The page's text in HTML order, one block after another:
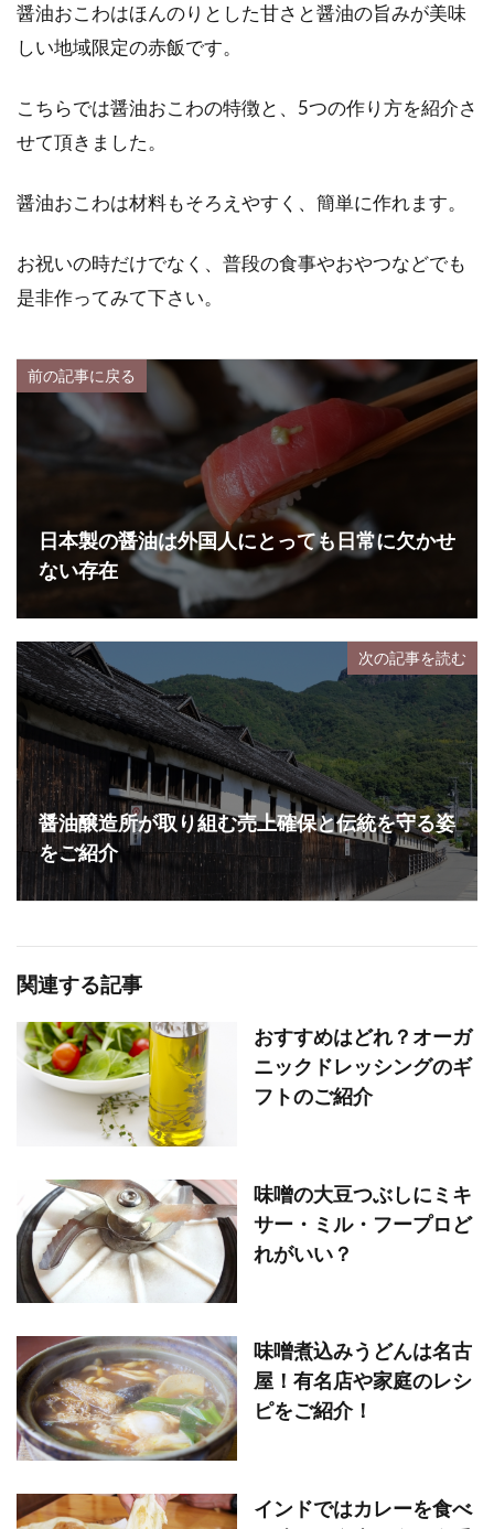
醤油おこわはほんのりとした甘さと醤油の旨みが美味
しい地域限定の赤飯です。
こちらでは醤油おこわの特徴と、5つの作り方を紹介さ
せて頂きました。
醤油おこわは材料もそろえやすく、簡単に作れます。
お祝いの時だけでなく、普段の食事やおやつなどでも
是非作ってみて下さい。
前の記事に戻る
日本製の醤油は外国人にとっても日常に欠かせ
ない存在
次の記事を読む
醤油醸造所が取り組む売上確保と伝統を守る姿
をご紹介
関連する記事
おすすめはどれ？オーガ
ニックドレッシングのギ
フトのご紹介
味噌の大豆つぶしにミキ
サー・ミル・フープロど
れがいい？
味噌煮込みうどんは名古
屋！有名店や家庭のレシ
ピをご紹介！
インドではカレーを食べ